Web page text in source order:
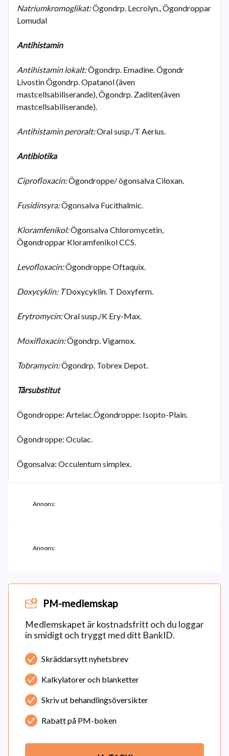
Natriumkromoglikat:Ögondrp. Lecrolyn., Ögondroppar
Lomudal
Antihistamin
Antihistamin lokalt:Ögondrp. Emadine. Ögondr
Livostin Ögondrp. Opatanol (även
mastcellsabiliserande), Ögondrp. Zaditen(även
mastcellsabiliserande).
Antihistamin peroralt:Oral susp./T Aerius.
Antibiotika
Ciprofloxacin:Ögondroppe/ ögonsalva Ciloxan.
Fusidinsyra:Ögonsalva Fucithalmic.
Kloramfenikol:Ögonsalva Chloromycetin,
Ögondroppar Kloramfenikol CCS.
Levofloxacin:Ögondroppe Oftaquix.
Doxycyklin: TDoxycyklin. T Doxyferm.
Erytromycin:Oral susp./K Ery-Max.
Moxifloxacin:Ögondrp. Vigamox.
Tobramycin:Ögondrp. Tobrex Depot.
Tårsubstitut
Ögondroppe: Artelac.Ögondroppe: Isopto-Plain.
Ögondroppe: Oculac.
Ögonsalva: Occulentum simplex.
Annons:
Annons:
PM-medlemskap
Medlemskapet är kostnadsfritt och du loggar
in smidigt och tryggt med ditt BankID.
Skräddarsytt nyhetsbrev
Kalkylatorer och blanketter
Skriv ut behandlingsöversikter
Rabatt på PM-boken